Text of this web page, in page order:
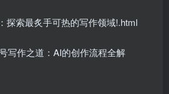
探索最炙手可热的写作领域!.html
写作之道：AI的创作流程全解